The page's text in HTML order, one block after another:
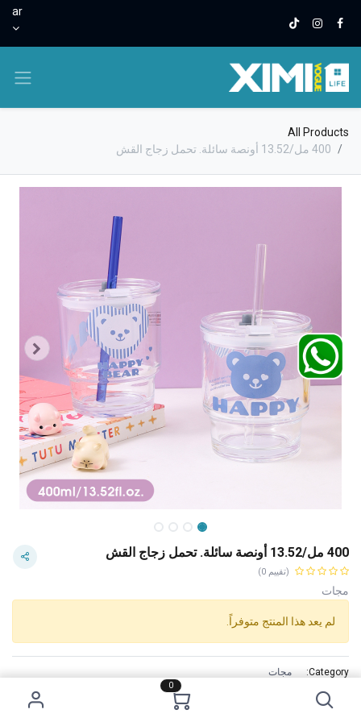
0
ar
All Products
400 مل/13.52 أونصة سائلة. تحمل زجاج القش
400 مل/13.52 أونصة سائلة. تحمل زجاج القش
(تقييم 0)
مجات
لم يعد هذا المنتج متوفراً.
Category:
مجات
الاستخدام :